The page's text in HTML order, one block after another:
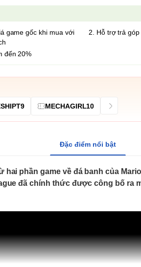
game gốc khi mua với
2. Hỗ trợ trả góp
đến 20%
MECHAGIRL10
Đặc điểm nổi bật
hai phần game về đá banh của
đã chính thức được công bố ra